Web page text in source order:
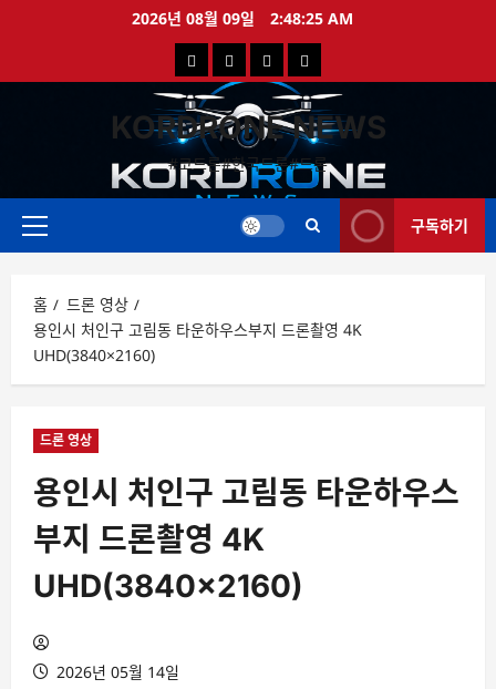
로
2026년 08월 09일 2:48:26 AM
국
내
드
론
뉴
해
외
드
론
뉴
드
영
상
드
론
특
가
KORDRONE NEWS
#코드론#한국드론#드론
주
구독하기
홈
드론 영상
용인시 처인구 고림동 타운하우스부지 드론촬영 4K
UHD(3840×2160)
드론 영상
용인시 처인구 고림동 타운하우스
부지 드론촬영 4K
UHD(3840×2160)
2026년 05월 14일